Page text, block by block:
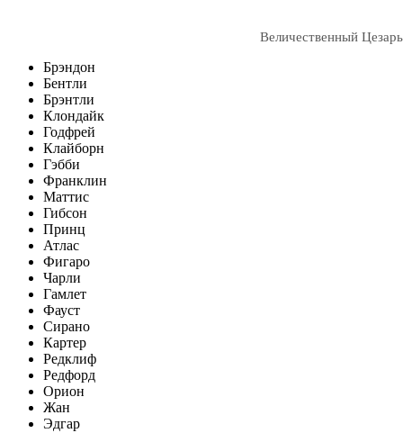
Величественный Цезарь
Брэндон
Бентли
Брэнтли
Клондайк
Годфрей
Клайборн
Гэбби
Франклин
Маттис
Гибсон
Принц
Атлас
Фигаро
Чарли
Гамлет
Фауст
Сирано
Картер
Редклиф
Редфорд
Орион
Жан
Эдгар